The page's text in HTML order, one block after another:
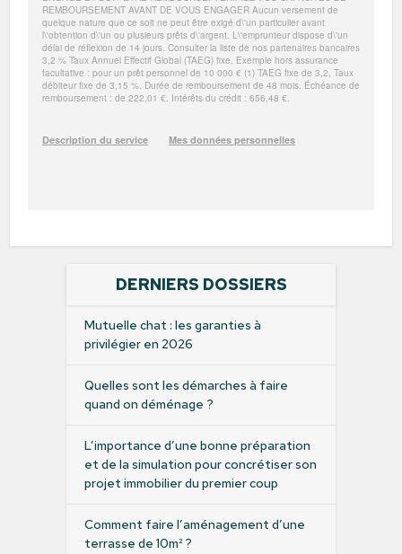
DERNIERS DOSSIERS
Mutuelle chat : les garanties à
privilégier en 2026
Quelles sont les démarches à faire
quand on déménage ?
L’importance d’une bonne préparation
et de la simulation pour concrétiser son
projet immobilier du premier coup
Comment faire l’aménagement d’une
terrasse de 10m² ?